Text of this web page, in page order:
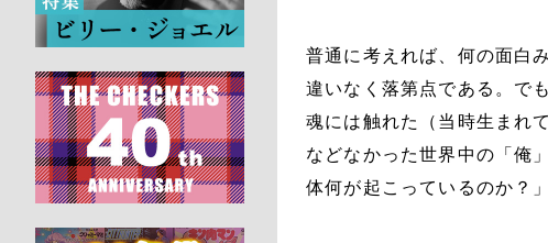
普通に考えれば、何の面白
違いなく落第点である。で
魂には触れた（当時生まれ
などなかった世界中の「俺
体何が起こっているのか？」